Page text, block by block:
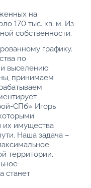
на
170 тыс. кв. м. Из
собственности.
графику.
по
выселению
принимаем
СПб» Игорь
их имущества
Наша задача –
территории.
станет